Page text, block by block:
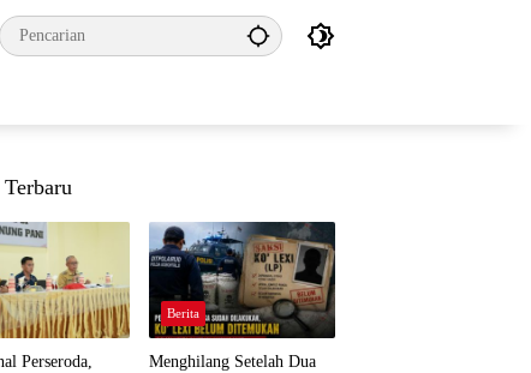
Terbaru
Perseroda,
Berita
Menghilang Setelah Dua